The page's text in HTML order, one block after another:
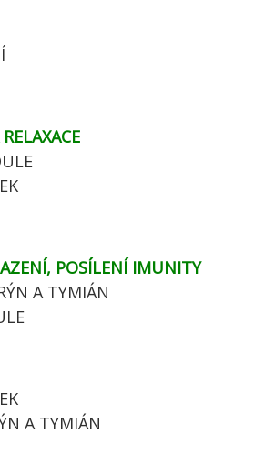
POSÍLENÍ IMUNITY
A TYMIÁN
A TYMIÁN